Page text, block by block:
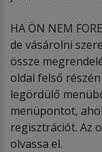
HA ÖN NEM
de vásárolni
össze
oldal felső
legördülő
menüpontot,
regisztrációt. Az
olvassa el.